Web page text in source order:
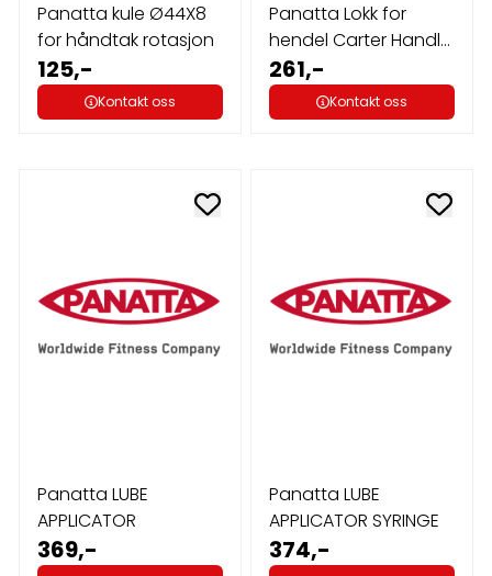
Panatta kule Ø44X8
for håndtak rotasjon
125,-
Kontakt oss
Panatta Lokk for
hendel Carter Handle
X-Pression ...
261,-
Kontakt oss
Panatta LUBE
APPLICATOR
369,-
Panatta LUBE
APPLICATOR SYRINGE
374,-